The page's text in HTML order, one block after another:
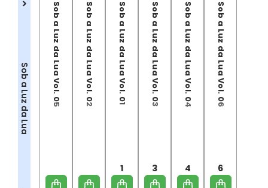
Sob a Luz da Lua Sob a Luz da Lua Vol. 05 Sob a Luz da Lua Vol. 02 Sob a Luz da Lua Vol. 01
1
Sob a Luz da Lua Vol. 03
3
Sob a Luz da Lua Vol. 04
4
Sob a Luz da Lua Vol. 06
6